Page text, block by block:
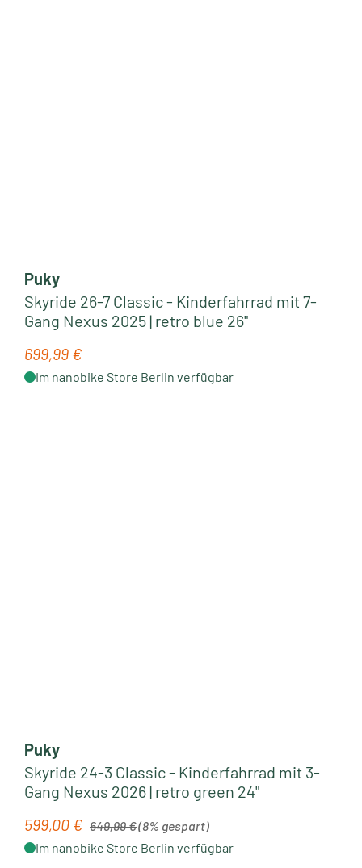
Puky
Skyride 26-7 Classic - Kinderfahrrad mit 7-
Gang Nexus 2025 | retro blue 26"
Regulärer Preis:
699,99 €
Im nanobike Store Berlin verfügbar
Puky
Skyride 24-3 Classic - Kinderfahrrad mit 3-
Gang Nexus 2026 | retro green 24"
Verkaufspreis:
599,00 € Regulärer Preis:
649,99 €(8% gespart)
Im nanobike Store Berlin verfügbar